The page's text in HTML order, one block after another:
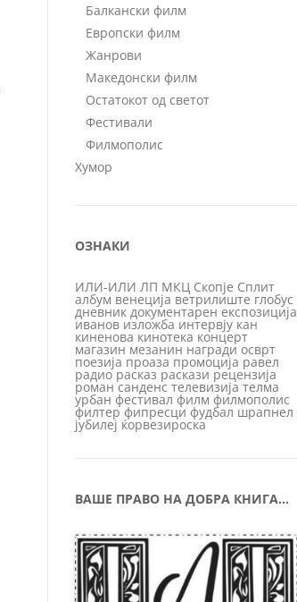
Балкански филм
Европски филм
Жанрови
Македонски филм
Остатокот од светот
Фестивали
Филмополис
Хумор
ОЗНАКИ
ИЛИ-ИЛИ ЛП МКЦ Скопје Сплит
албум венеција ветрилиште глобус
дневник документарен експозиција
иванов изложба интервју кан
киненова кинотека концерт
магазин мезанин награди осврт
поезија проаза промоција равел
радио расказ раскази рецензија
роман санденс телевизија телма
урбан фестивал филм филмополис
филтер фипресци фудбал шрапнел
јубилеј ќорвезироска
ВАШЕ ПРАВО НА ДОБРА КНИГА…